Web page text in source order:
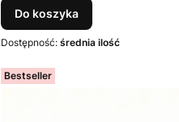
Do koszyka
Dostępność:średnia ilość
Bestseller